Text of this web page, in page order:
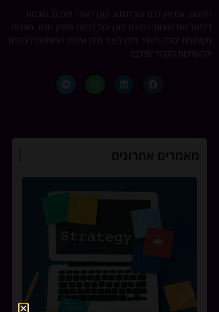
לסיכום, אם אין לכם זמן לכתוב תוכן לאתר שלכם, סוכנות
דיגיטל עם שירותי כתיבת תוכן יכול להיות פתרון חכם. סוכנות
מקצועית יכולה לעזור לכם ליצור תוכן איכותי המותאם לצרכים
ולהעדפות הקהל שלכם!